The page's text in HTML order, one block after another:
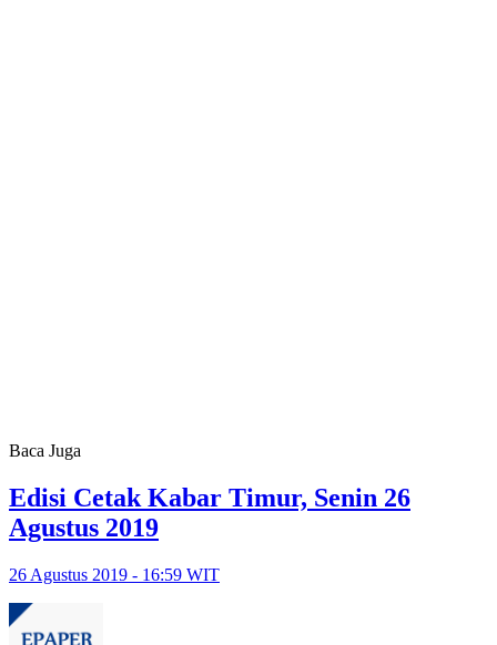
Baca Juga
Edisi Cetak Kabar Timur, Senin 26
Agustus 2019
26 Agustus 2019 - 16:59 WIT